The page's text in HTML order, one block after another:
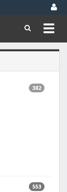
382
553